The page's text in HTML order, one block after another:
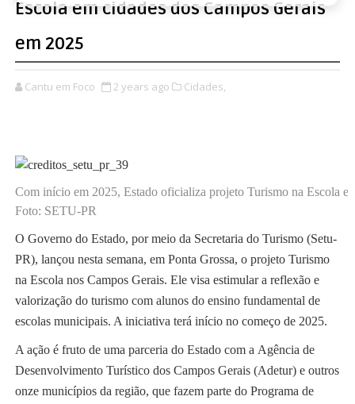
Escola em cidades dos Campos Gerais
em 2025
Cantu em Foco 2 years ago Cidades,
Com início em 2025, Estado oficializa projeto Turismo na Escola
Foto: SETU-PR
O Governo do Estado, por meio da Secretaria do Turismo (Setu-
PR), lançou nesta semana, em Ponta Grossa, o projeto Turismo
na Escola nos Campos Gerais. Ele visa estimular a reflexão e
valorização do turismo com alunos do ensino fundamental de
escolas municipais. A iniciativa terá início no começo de 2025.
A ação é fruto de uma parceria do Estado com a Agência de
Desenvolvimento Turístico dos Campos Gerais (Adetur) e outros
onze municípios da região, que fazem parte do Programa de